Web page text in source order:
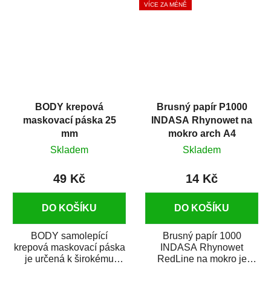
BODY krepová
maskovací páska 25
mm
Skladem
49 Kč
DO KOŠÍKU
BODY samolepící
krepová maskovací páska
je určená k širokému
VÍCE ZA MÉNĚ
Brusný papír P1000
INDASA Rhynowet na
mokro arch A4
Skladem
14 Kč
DO KOŠÍKU
Brusný papír 1000
INDASA Rhynowet
RedLine na mokro je